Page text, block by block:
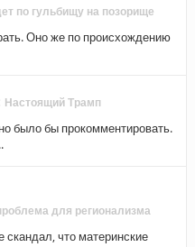
по гульбищу на позорище
Оно же по происхождению
Настоящий Трамп
было бы прокомментировать.
для регионализма
что материнские